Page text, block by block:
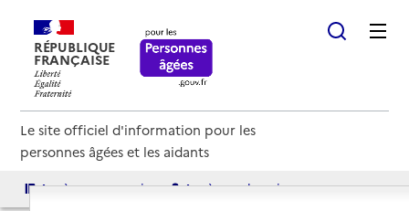
RÉPUBLIQUE
FRANÇAISE
Le site officiel d'information pour les
personnes âgées et les aidants
Accès aux annuaires Accès par besoin